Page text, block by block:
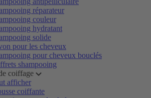
réparateur
couleur
hydratant
solide
pour les cheveux
pour cheveux bouclés
shampooing
coiffage
afficher
coiffante